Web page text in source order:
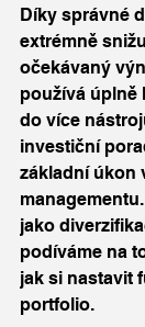
Díky správné
extrémně
očekávaný
používá úplně
do více
investiční
základní úkon
jako
podíváme na
jak si nastavit
portfolio.